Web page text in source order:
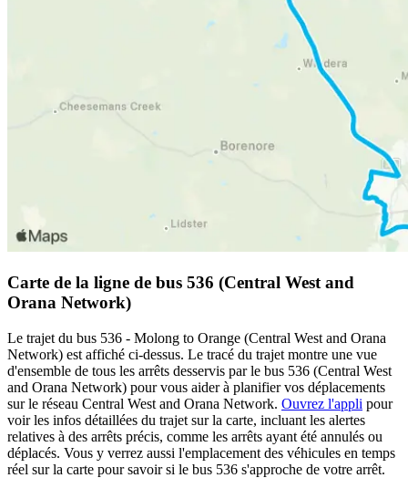
Carte de la ligne de bus 536 (Central West and
Orana Network)
Le trajet du bus 536 - Molong to Orange (Central West and Orana
Network) est affiché ci-dessus. Le tracé du trajet montre une vue
d'ensemble de tous les arrêts desservis par le bus 536 (Central West
and Orana Network) pour vous aider à planifier vos déplacements
sur le réseau Central West and Orana Network. Ouvrez l'appli pour
voir les infos détaillées du trajet sur la carte, incluant les alertes
relatives à des arrêts précis, comme les arrêts ayant été annulés ou
déplacés. Vous y verrez aussi l'emplacement des véhicules en temps
réel sur la carte pour savoir si le bus 536 s'approche de votre arrêt.